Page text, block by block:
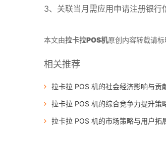
3、关联当月需应用申请注册银行
本文由拉卡拉POS机原创内容转载请标
相关推荐
拉卡拉 POS 机的社会经济影响与贡
拉卡拉 POS 机的综合竞争力提升策
拉卡拉 POS 机的市场策略与用户拓